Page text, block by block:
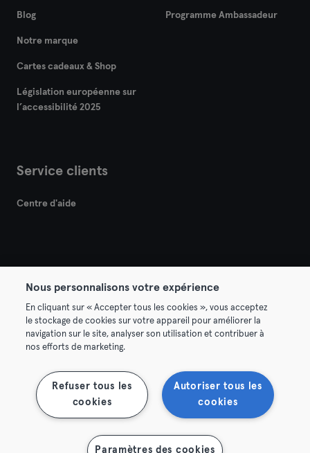
Blog
Notre marque
Cartes cadeaux & Shop
Législation européenne sur
l’accessibilité 2025
Programme Ambassadeur
Service clients
Centre d'aide
Conditions générales Politique de confidentialité
Mentions légales Résilier les contrats ici
Se rétracter ici
Nous personnalisons votre expérience
En cliquant sur « Accepter tous les cookies », vous acceptez
le stockage de cookies sur votre appareil pour améliorer la
navigation sur le site, analyser son utilisation et contribuer à
nos efforts de marketing.
Autoriser tous les
cookies
Refuser tous les
cookies
Paramètres des cookies